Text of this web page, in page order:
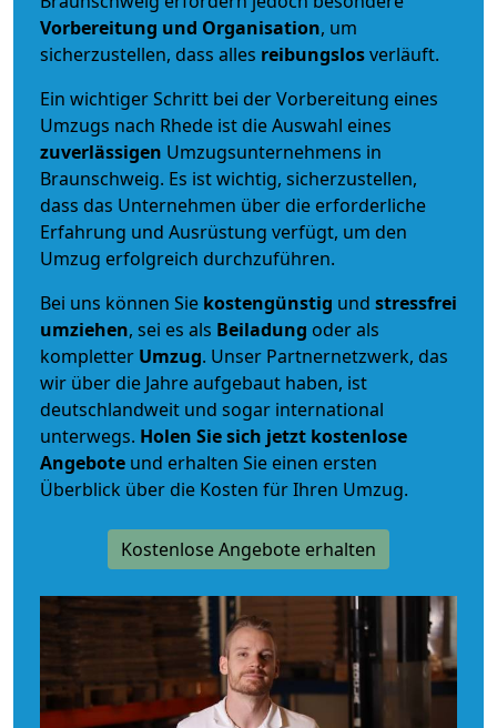
Vorbereitung und Organisation, um
sicherzustellen, dass alles reibungslosverläuft.
Ein wichtiger Schritt bei der Vorbereitung eines
Umzugs nach Rhede ist die Auswahl eines
zuverlässigen Umzugsunternehmens in
Braunschweig. Es ist wichtig, sicherzustellen,
dass das Unternehmen über die erforderliche
Erfahrung und Ausrüstung verfügt, um den
Umzug erfolgreich durchzuführen.
Bei uns können Sie kostengünstig und stressfrei
umziehen, sei es als Beiladung oder als
kompletter Umzug. Unser Partnernetzwerk, das
wir über die Jahre aufgebaut haben, ist
deutschlandweit und sogar international
unterwegs. Holen Sie sich jetzt kostenlose
Angebote und erhalten Sie einen ersten
Überblick über die Kosten für Ihren Umzug.
Kostenlose Angebote erhalten